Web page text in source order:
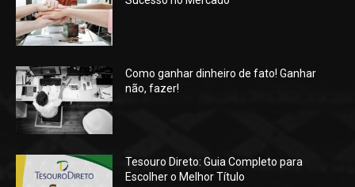
Como ganhar dinheiro de fato! Ganhar
não, fazer!
Tesouro Direto: Guia Completo para
Escolher o Melhor Título